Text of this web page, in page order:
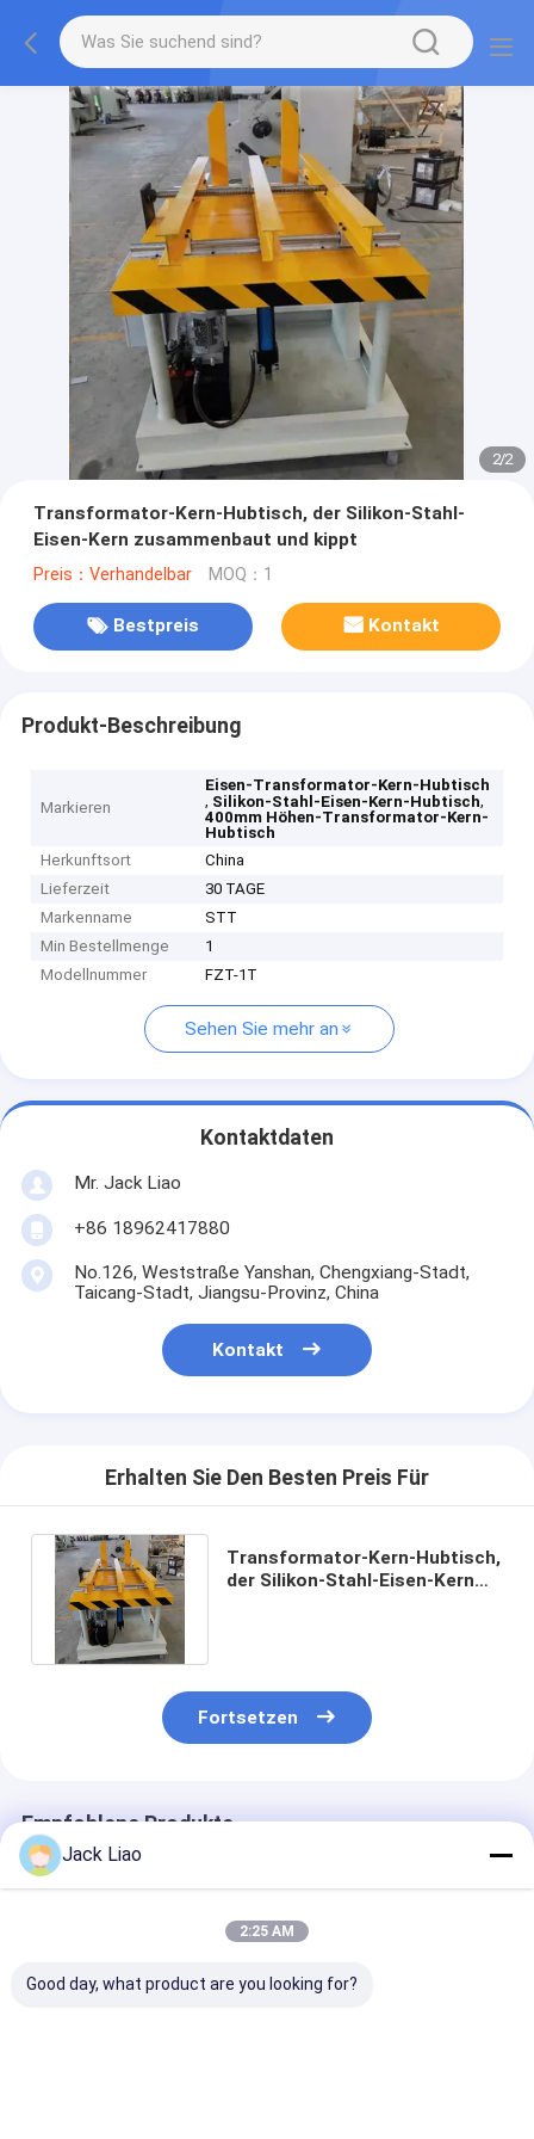
2/2
Transformator-Kern-Hubtisch, der Silikon-Stahl-
Eisen-Kern zusammenbaut und kippt
Preis：Verhandelbar MOQ：1
Bestpreis Kontakt
Produkt-Beschreibung
Markieren
Eisen-Transformator-Kern-Hubtisch
, Silikon-Stahl-Eisen-Kern-Hubtisch,
400mm Höhen-Transformator-Kern-
Hubtisch
Herkunftsort
China
Lieferzeit
30 TAGE
Markenname
STT
Min Bestellmenge
1
Modellnummer
FZT-1T
Sehen Sie mehr an
Kontaktdaten
Mr. Jack Liao
+86 18962417880
No.126, Weststraße Yanshan, Chengxiang-Stadt,
Taicang-Stadt, Jiangsu-Provinz, China
Kontakt
Erhalten Sie Den Besten Preis Für
Transformator-Kern-Hubtisch,
der Silikon-Stahl-Eisen-Kern
Fortsetzen
Empfohlene Produkte
Jack Liao
2:25 AM
Good day, what product are you looking for?